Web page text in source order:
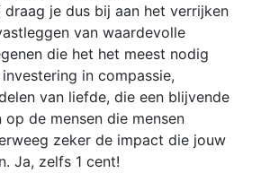
je dus bij aan het verrijken
van waardevolle
die het het meest nodig
in compassie,
van liefde, die een blijvende
de mensen die mensen
zeker de impact die jouw
Ja, zelfs 1 cent!